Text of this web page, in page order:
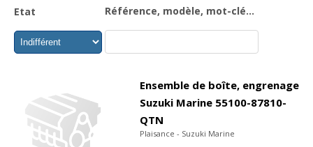
Etat Référence, modèle, mot-clé...
Ensemble de boîte, engrenage
Suzuki Marine 55100-87810-
QTN
Plaisance - Suzuki Marine